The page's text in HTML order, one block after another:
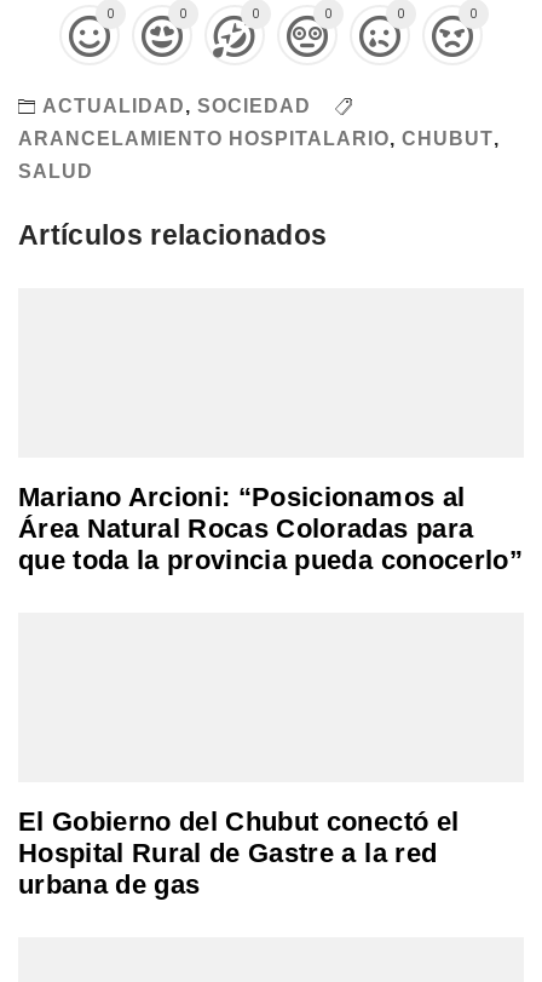
0 0 0 0 0 0
ACTUALIDAD, SOCIEDAD
ARANCELAMIENTO HOSPITALARIO, CHUBUT,
SALUD
Artículos relacionados
Mariano Arcioni: “Posicionamos al
Área Natural Rocas Coloradas para
que toda la provincia pueda conocerlo”
El Gobierno del Chubut conectó el
Hospital Rural de Gastre a la red
urbana de gas